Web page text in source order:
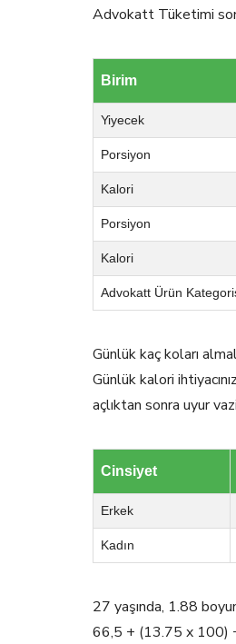
Advokatt Tüketimi
Birim
Yiyecek
Porsiyon
Kalori
Porsiyon
Kalori
Advokatt Ürün
Günlük kaç koları
Günlük kalori
açlıktan sonra uyur
Cinsiyet
Erkek
Kadın
27 yaşında, 1.88
66,5 + (13.75 x 100)